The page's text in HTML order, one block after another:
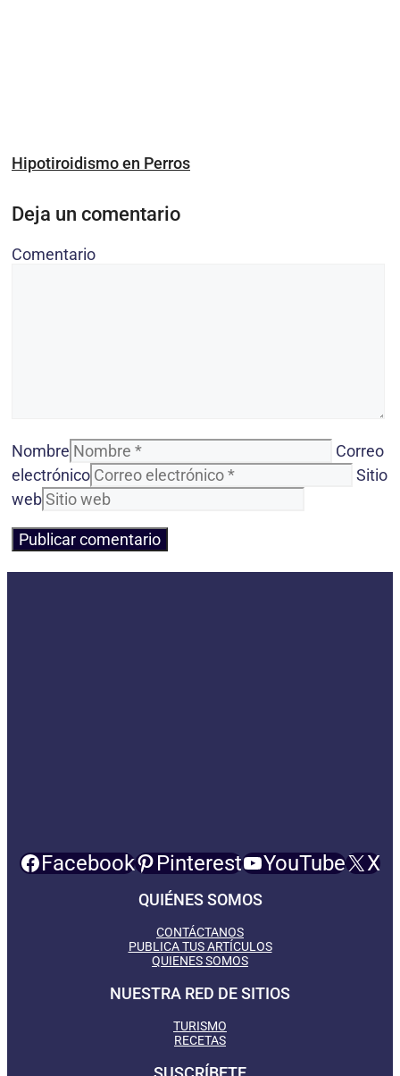
Hipotiroidismo en Perros
Deja un comentario
Comentario
Nombre
Correo
electrónico
Sitio
web
Facebook Pinterest YouTube X
QUIÉNES SOMOS
CONTÁCTANOS
PUBLICA TUS ARTÍCULOS
QUIENES SOMOS
NUESTRA RED DE SITIOS
TURISMO
RECETAS